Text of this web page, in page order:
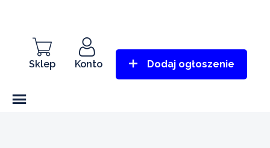
Sklep Konto Dodaj ogłoszenie